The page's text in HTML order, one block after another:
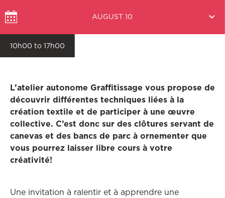
AUGUST 10
a
date
10h00 to 17h00
L’atelier autonome Graffitissage vous propose de
découvrir différentes techniques liées à la
création textile et de participer à une œuvre
collective. C’est donc sur des clôtures servant de
canevas et des bancs de parc à ornementer que
vous pourrez laisser libre cours à votre
créativité!
Une invitation à ralentir et à apprendre une